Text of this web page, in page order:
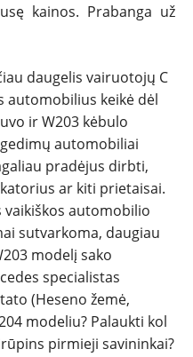
kainos. Prabanga už
daugelis vairuotojų C
automobilius keikė dėl
ir W203 kėbulo
automobiliai
pradėjus dirbti,
ar kiti prietaisai.
vaikiškos automobilio
sutvarkoma, daugiau
modelį sako
specialistas
(Heseno žemė,
modeliu? Palaukti kol
pirmieji savininkai?